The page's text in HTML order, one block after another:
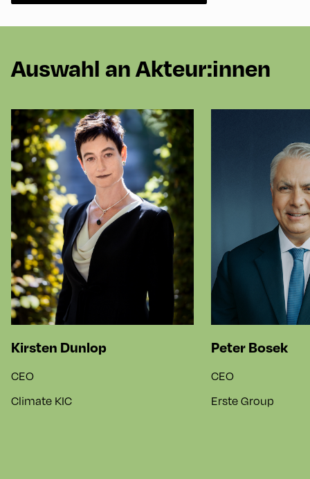
Auswahl an Akteur:innen
Kirsten Dunlop
CEO
Climate KIC
Peter Bosek
CEO
Erste Group